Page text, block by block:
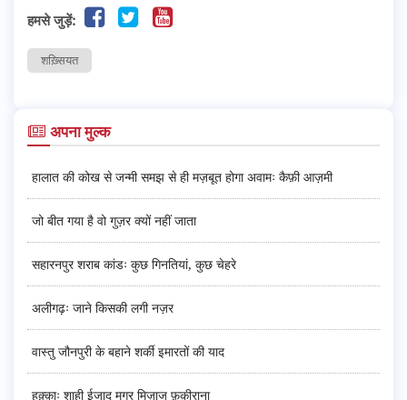
हमसे जुड़ें:
शख़्सियत
अपना मुल्क
हालात की कोख से जन्मी समझ से ही मज़बूत होगा अवामः कैफ़ी आज़मी
जो बीत गया है वो गुज़र क्यों नहीं जाता
सहारनपुर शराब कांडः कुछ गिनतियां, कुछ चेहरे
अलीगढ़ः जाने किसकी लगी नज़र
वास्तु जौनपुरी के बहाने शर्की इमारतों की याद
हुक़्क़ाः शाही ईजाद मगर मिज़ाज फ़क़ीराना